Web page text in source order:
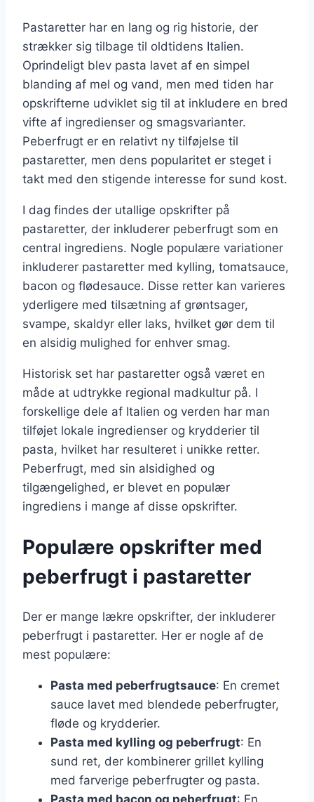
Pastaretter har en lang og rig historie, der
strækker sig tilbage til oldtidens Italien.
Oprindeligt blev pasta lavet af en simpel
blanding af mel og vand, men med tiden har
opskrifterne udviklet sig til at inkludere en bred
vifte af ingredienser og smagsvarianter.
Peberfrugt er en relativt ny tilføjelse til
pastaretter, men dens popularitet er steget i
takt med den stigende interesse for sund kost.
I dag findes der utallige opskrifter på
pastaretter, der inkluderer peberfrugt som en
central ingrediens. Nogle populære variationer
inkluderer pastaretter med kylling, tomatsauce,
bacon og flødesauce. Disse retter kan varieres
yderligere med tilsætning af grøntsager,
svampe, skaldyr eller laks, hvilket gør dem til
en alsidig mulighed for enhver smag.
Historisk set har pastaretter også været en
måde at udtrykke regional madkultur på. I
forskellige dele af Italien og verden har man
tilføjet lokale ingredienser og krydderier til
pasta, hvilket har resulteret i unikke retter.
Peberfrugt, med sin alsidighed og
tilgængelighed, er blevet en populær
ingrediens i mange af disse opskrifter.
Populære opskrifter med
peberfrugt i pastaretter
Der er mange lækre opskrifter, der inkluderer
peberfrugt i pastaretter. Her er nogle af de
mest populære:
Pasta med peberfrugtsauce: En cremet
sauce lavet med blendede peberfrugter,
fløde og krydderier.
Pasta med kylling og peberfrugt: En
sund ret, der kombinerer grillet kylling
med farverige peberfrugter og pasta.